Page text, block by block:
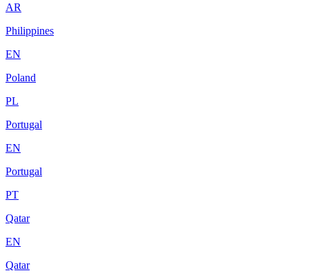
AR
Philippines
EN
Poland
PL
Portugal
EN
Portugal
PT
Qatar
EN
Qatar